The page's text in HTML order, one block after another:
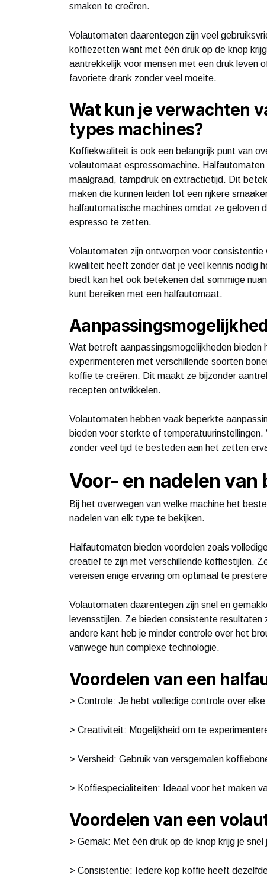
smaken te creëren.
Volautomaten daarentegen zijn veel
koffiezetten want met één druk op de knop
aantrekkelijk voor mensen met een druk leven
favoriete drank zonder veel moeite.
Wat kun je verwachten
types machines?
Koffiekwaliteit is ook een belangrijk punt van
volautomaat espressomachine.
maalgraad, tampdruk en extractietijd. Dit
maken die kunnen leiden tot een rijkere
halfautomatische machines omdat ze geloven
espresso te zetten.
Volautomaten zijn ontworpen voor
kwaliteit heeft zonder dat je veel kennis nodig
biedt kan het ook betekenen dat sommige
kunt bereiken met een halfautomaat.
Wat betreft aanpassingsmogelijkheden
experimenteren met verschillende soorten
koffie te creëren. Dit maakt ze bijzonder
recepten ontwikkelen.
Volautomaten hebben vaak beperkte
bieden voor sterkte of
zonder veel tijd te besteden aan het zetten
Voor- en nadelen
Bij het overwegen van welke machine het
nadelen van elk type te bekijken.
Halfautomaten bieden voordelen zoals
creatief te zijn met verschillende koffiestijlen.
vereisen enige ervaring om optimaal te
Volautomaten daarentegen zijn snel en
levensstijlen. Ze bieden consistente
andere kant heb je minder controle over het
vanwege hun complexe technologie.
Voordelen van een
> Controle: Je hebt volledige controle over
> Creativiteit: Mogelijkheid om te
> Versheid: Gebruik van versgemalen
> Koffiespecialiteiten: Ideaal voor het maken
Voordelen van een
> Gemak: Met één druk op de knop krijg je
> Consistentie: Iedere kop koffie heeft